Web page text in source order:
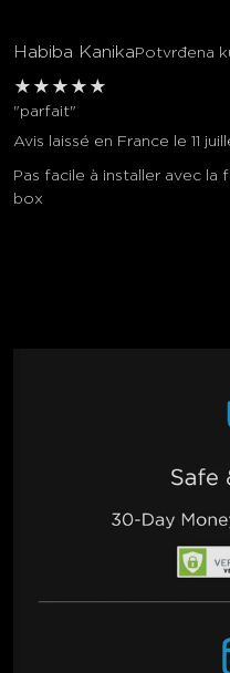
Habiba KanikaPotvrđena
★ ★ ★ ★ ★
"parfait"
Avis laissé en France le 11
Pas facile à installer avec la
box